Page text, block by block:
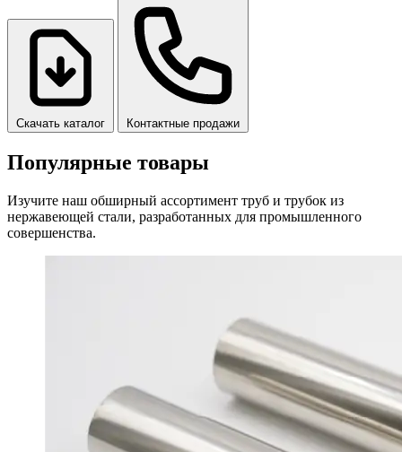
Скачать каталог Контактные продажи
Популярные товары
Изучите наш обширный ассортимент труб и трубок из
нержавеющей стали, разработанных для промышленного
совершенства.